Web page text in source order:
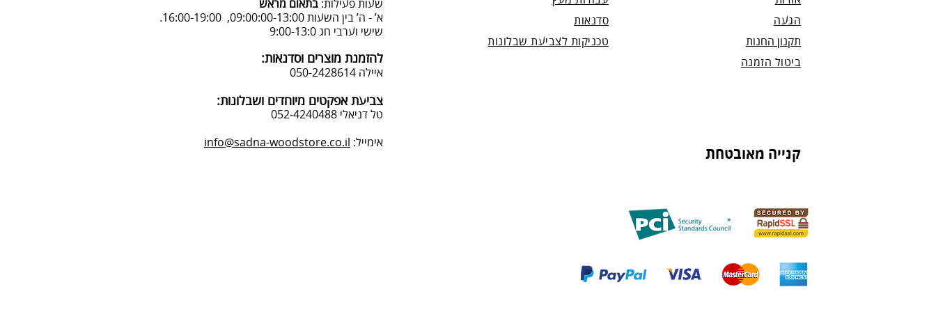
שעות פעילות: בתאום מראש
א’ - ה’ בין השעות 09:00:00-13:00, 16:00-19:00.
שישי וערבי חג 9:00-13:0
להזמנת מוצרים וסדנאות:
איילה 050-2428614
צביעת אפקטים מיוחדים ושבלונות:
טל דניאלי 052-4240488
אימייל: info@sadna-woodstore.co.il
סדנאות
טכניקות לצביעת שבלונות
הגעה
תקנון החנות
ביטול הזמנה
קנייה מאובטחת